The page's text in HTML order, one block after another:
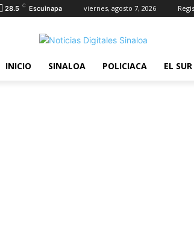
28.5 C Escuinapa viernes, agosto 7, 2026
INICIO SINALOA POLICIACA EL SUR